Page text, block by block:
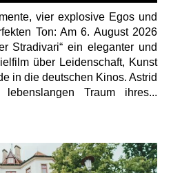
vier explosive Egos und
Ton: Am 6. August 2026
Stradivari“ ein eleganter und
über Leidenschaft, Kunst
in die deutschen Kinos. Astrid
Traum ihres...